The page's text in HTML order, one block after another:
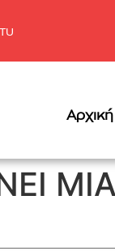
Αρχική